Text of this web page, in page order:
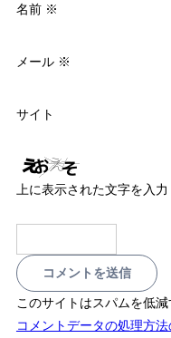
名前 ※
メール ※
サイト
上に表示された文字を入力
このサイトはスパムを低
コメントデータの処理方